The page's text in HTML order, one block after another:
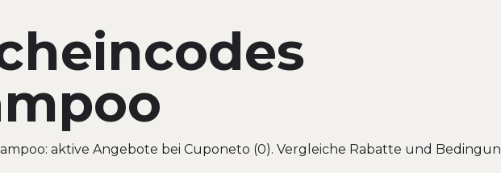
aktive Angebote bei Cuponeto (0). Vergleiche Rabatte und